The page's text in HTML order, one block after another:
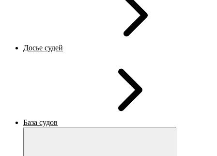
Досье судей
База судов